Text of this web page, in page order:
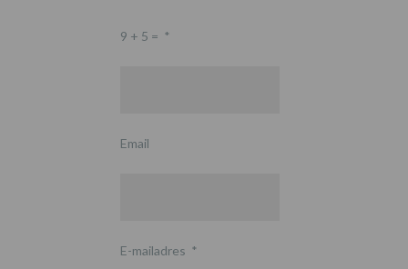
9 + 5 = *
Email
E-mailadres *